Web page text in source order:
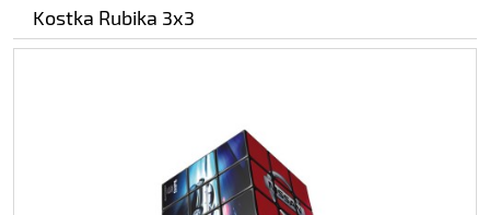
Kostka Rubika 3x3